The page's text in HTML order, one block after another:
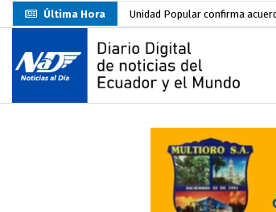
Última Hora Delegación de El Oro fiscaliza
Gobierno Estudiantil Ugartino
Prefecto Clemente Bravo
Carlos Rodríguez presentó
Carlos Rodríguez inscribe su
Carlos Carrión Figueroa,
Nuevo Santa Rosa Sporting